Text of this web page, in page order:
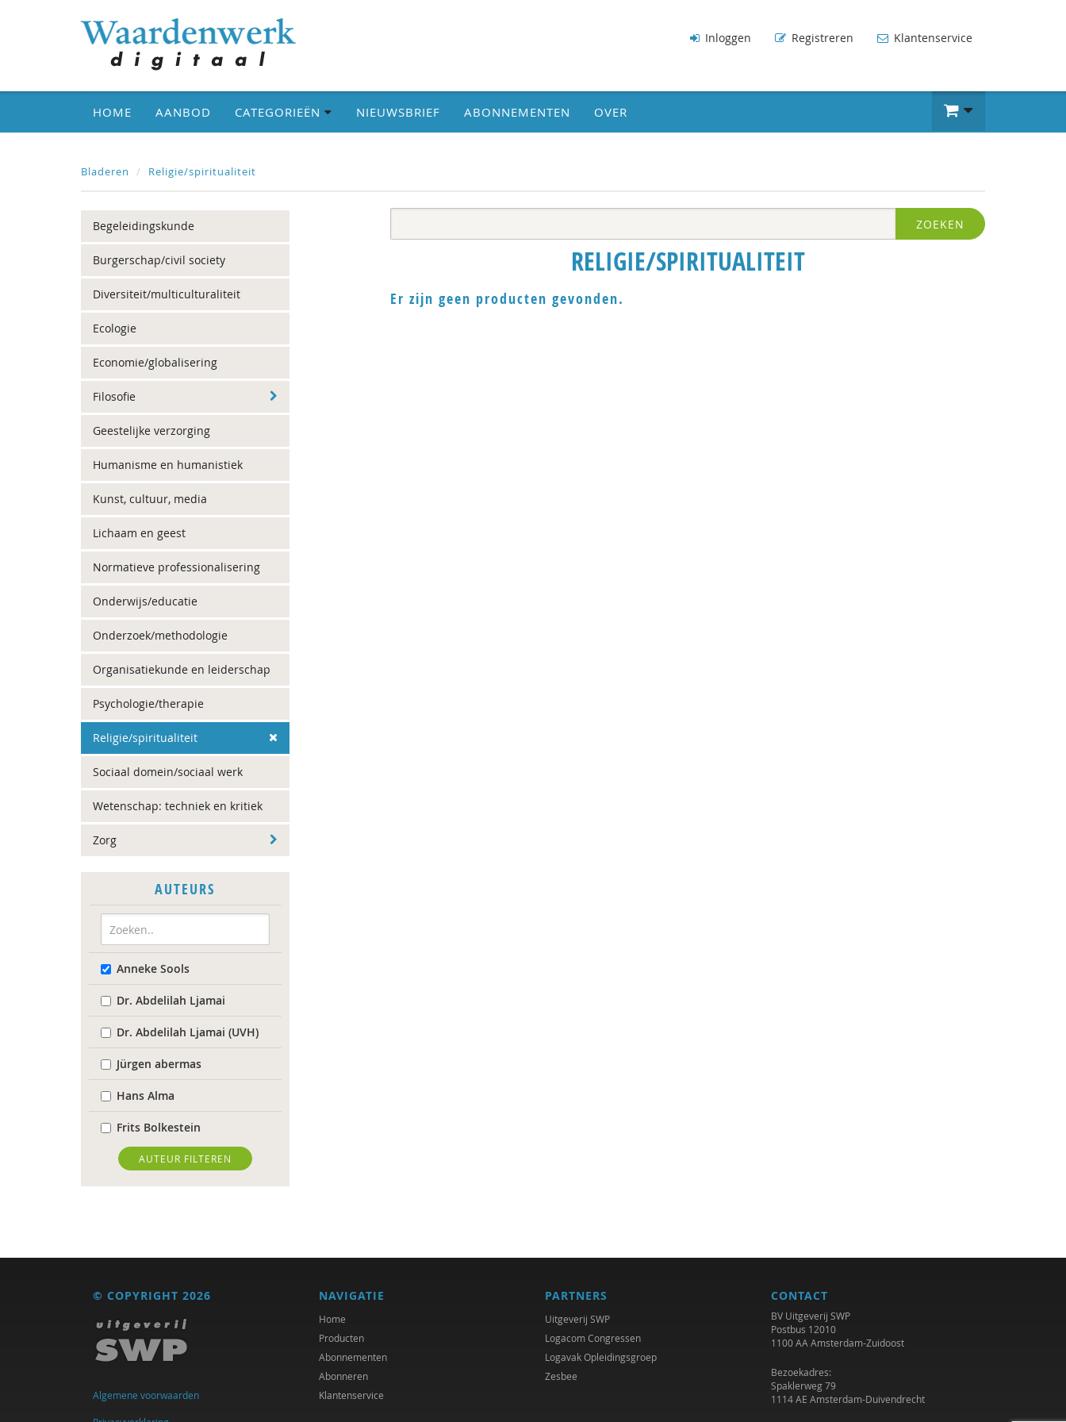
Inloggen Registreren Klantenservice
HOME AANBOD CATEGORIEËN NIEUWSBRIEF ABONNEMENTEN OVER
Bladeren Religie/spiritualiteit
Begeleidingskunde
Burgerschap/civil society
Diversiteit/multiculturaliteit
Ecologie
Economie/globalisering
Filosofie
Geestelijke verzorging
Humanisme en humanistiek
Kunst, cultuur, media
Lichaam en geest
Normatieve professionalisering
Onderwijs/educatie
Onderzoek/methodologie
Organisatiekunde en leiderschap
Psychologie/therapie
Religie/spiritualiteit
Sociaal domein/sociaal werk
Wetenschap: techniek en kritiek
Zorg
AUTEURS
Anneke Sools
Dr. Abdelilah Ljamai
Dr. Abdelilah Ljamai (UVH)
Jürgen abermas
Hans Alma
Frits Bolkestein
Erik Borgman
Job Cohen
Annelieke Damen
Imar de Vries
Peter Derkx
AUTEUR FILTEREN
ZOEKEN
RELIGIE/SPIRITUALITEIT
Er zijn geen producten gevonden.
© COPYRIGHT 2026
Algemene voorwaarden
NAVIGATIE
Home
Producten
Abonnementen
Abonneren
Klantenservice
PARTNERS
Uitgeverij SWP
Logacom Congressen
Logavak Opleidingsgroep
Zesbee
CONTACT
BV Uitgeverij SWP
Postbus 12010
1100 AA Amsterdam-Zuidoost
Bezoekadres:
Spaklerweg 79
1114 AE Amsterdam-Duivendrecht